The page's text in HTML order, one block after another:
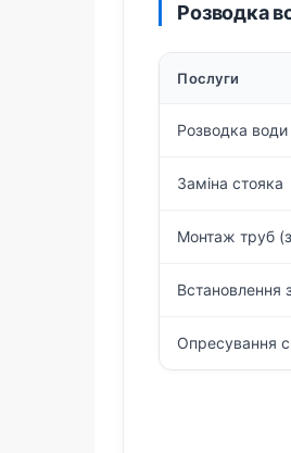
Розводка
Послуги
Розводка води
Заміна стояка
Монтаж труб
Встановлення
Опресування